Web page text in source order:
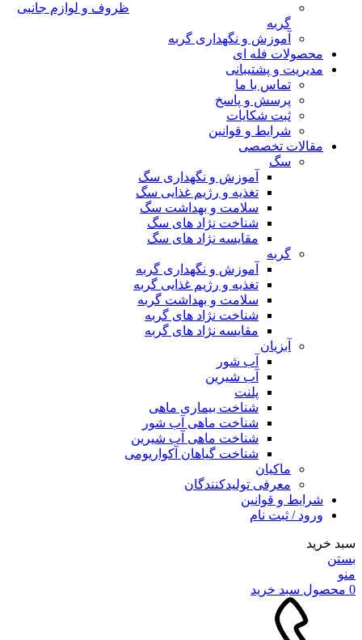
ظروف و لوازم جانبی
گربه
آموزش و نگهداری گربه
محصولات فله ای
مدیریت و پشتیبانی
تماس با ما
پرسش و پاسخ
ثبت شکایات
شرایط و قوانین
مقالات تخصصی
سگ
آموزش و نگهداری سگ
تغذیه و رژیم غذایی سگ
سلامت و بهداشت سگ
شناخت نژاد های سگ
مقایسه نژاد های سگ
گربه
آموزش و نگهداری گربه
تغذیه و رژیم غذایی گربه
سلامت و بهداشت گربه
شناخت نژاد های گربه
مقایسه نژاد های گربه
آبزیان
آب شور
آب شیرین
پلنت
شناخت بیماری ماهی
شناخت ماهی آب شور
شناخت ماهی آب شیرین
شناخت گیاهان آکواریومی
ماکیان
معرفی تولیدکنندگان
شرایط و قوانین
ورود / ثبت نام
سبد خرید
بستن
منو
0 محصول سبد خرید